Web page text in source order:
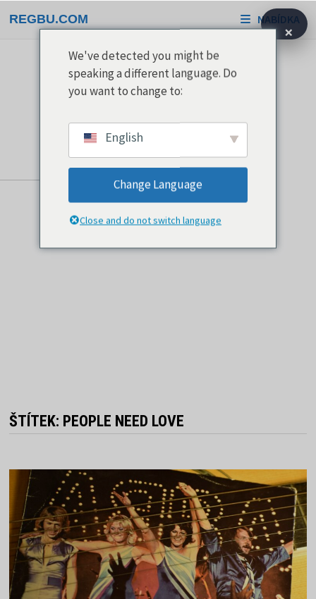
na
REGBU.COM NABÍDKA
ŠTÍTEK: PEOPLE NEED LOVE
×
We've detected you might be
speaking a different language. Do
you want to change to:
English
Change Language
Close and do not switch language